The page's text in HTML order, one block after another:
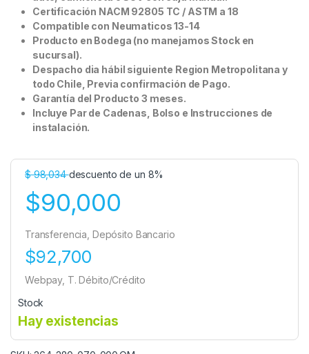
Certificación NACM 92805 TC / ASTM a 18
Compatible con Neumaticos 13-14
Producto en Bodega (no manejamos Stock en
sucursal).
Despacho dia hábil siguiente Region Metropolitana y
todo Chile, Previa confirmación de Pago.
Garantía del Producto 3 meses.
Incluye Par de Cadenas, Bolso e Instrucciones de
instalación.
$98,034descuento de un 8%
$90,000
Transferencia, Depósito Bancario
$92,700
Webpay, T. Débito/Crédito
Stock
Hay existencias